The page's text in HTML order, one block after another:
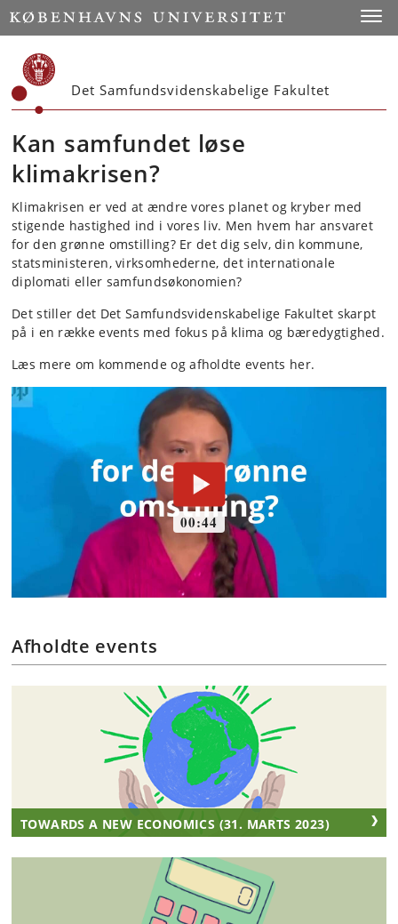
Start
Det Samfundsvidenskabelige Fakultet
Kan samfundet løse
klimakrisen?
Klimakrisen er ved at ændre vores planet og kryber med
stigende hastighed ind i vores liv. Men hvem har ansvaret
for den grønne omstilling? Er det dig selv, din kommune,
statsministeren, virksomhederne, det internationale
diplomati eller samfundsøkonomien?
Det stiller det Det Samfundsvidenskabelige Fakultet skarpt
på i en række events med fokus på klima og bæredygtighed.
Læs mere om kommende og afholdte events her.
Afholdte events
TOWARDS A NEW ECONOMICS (31. MARTS 2023)